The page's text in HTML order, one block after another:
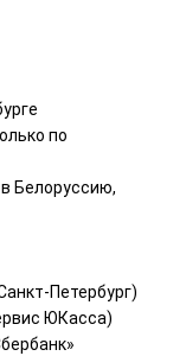
по
Белоруссию,
Петербург)
ЮКасса)